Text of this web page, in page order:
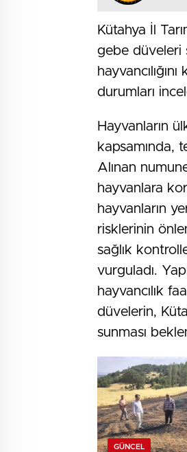
Kütahya İl
gebe düveleri
durumları
Hayvanların
kapsamında,
Alınan
hayvanlara
hayvanların
risklerinin
sağlık
vurguladı.
hayvancılık
düvelerin,
sunması
GÜNCEL